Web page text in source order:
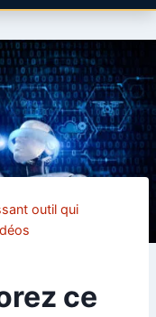
outil qui
ce